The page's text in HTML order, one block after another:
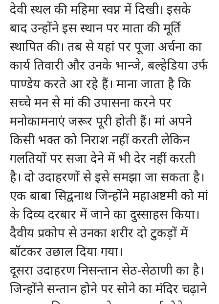
देवी स्थल की महिमा स्वप्न में दिखी। इसके
बाद उन्होंने इस स्थान पर माता की मूर्ति
स्थापित की। तब से यहां पर पूजा अर्चना का
कार्य तिवारी और उनके भान्जे, बल्हेडिया उर्फ
पाण्डेय करते आ रहे हैं। माना जाता है कि
सच्चे मन से मां की उपासना करने पर
मनोकामनाएं जरूर पूरी होती हैं। मां अपने
किसी भक्त को निराश नहीं करती लेकिन
गलतियों पर सजा देने में भी देर नहीं करती
है। दो उदाहरणों से इसे समझा जा सकता है।
एक बाबा सिद्वनाथ जिन्होंने महाअष्टमी को मां
के दिव्य दरबार में जाने का दुस्साहस किया।
दैवीय प्रकोप से उनका शरीर दो टुकड़ों में
बॉटकर उछाल दिया गया।
दूसरा उदाहरण निसन्तान सेठ-सेठाणी का है।
जिन्होंने सन्तान होने पर सोने का मंदिर चढ़ाने